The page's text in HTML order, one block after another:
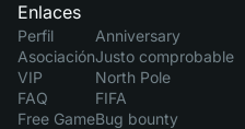
Enlaces
Perfil
Asociación
VIP
FAQ
Free Game
Anniversary
Justo comprobable
North Pole
FIFA
Bug bounty